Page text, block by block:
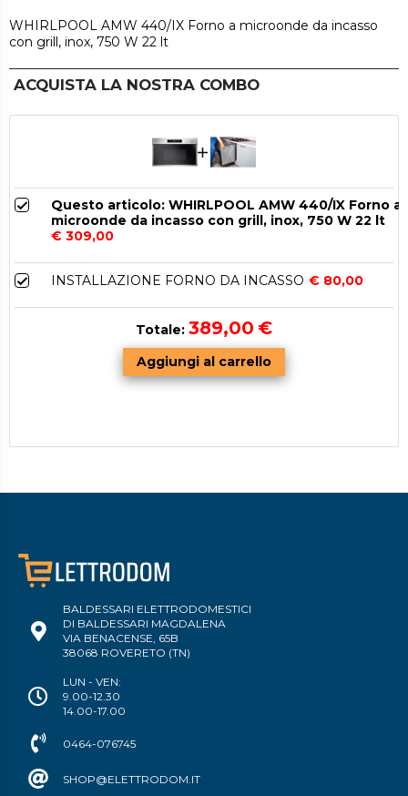
WHIRLPOOL AMW 440/IX Forno a microonde da incasso
con grill, inox, 750 W 22 lt
ACQUISTA LA NOSTRA COMBO
Questo articolo: WHIRLPOOL AMW 440/IX Forno a
microonde da incasso con grill, inox, 750 W 22 lt
€ 309,00
INSTALLAZIONE FORNO DA INCASSO € 80,00
Totale: 389,00 €
BALDESSARI ELETTRODOMESTICI
DI BALDESSARI MAGDALENA
VIA BENACENSE, 65B
38068 ROVERETO (TN)
LUN - VEN:
9.00-12.30
14.00-17.00
0464-076745
SHOP@ELETTRODOM.IT